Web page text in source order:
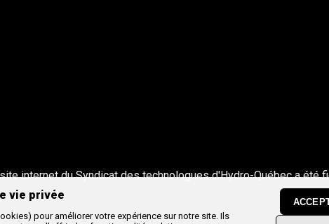
internet du Syndicat des technologues d'Hydro-Québec a été
vie privée
pour améliorer votre expérience sur notre site. Ils